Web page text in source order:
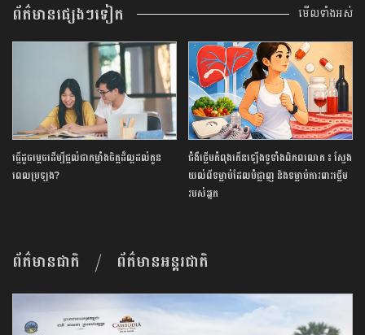
ព័ត៌មានផ្សេងៗទៀត មើលទាំងអស់
ធ្វើ​ដូចម្តេច​ដើម្បី​ផ្តល់ជា​កម្លាំងចិត្ត​ដ៏​ល្អ​ដល់​កូន​
ពេល​ប្រឡង​?​
ជំងឺ​ថ្លើម​កំពុង​កើនឡើង​ទូទាំង​ពិភពលោក​ ​៖ ​ស្វែង
យល់​ពី​ទម្លាប់​ដែល​បំផ្លាញ​ ​និង​ទម្លាប់​ការពារ​ថ្លើម​
របស់​អ្នក​
ព័ត៌មានជាតិ ព័ត៌មានអន្តរជាតិ